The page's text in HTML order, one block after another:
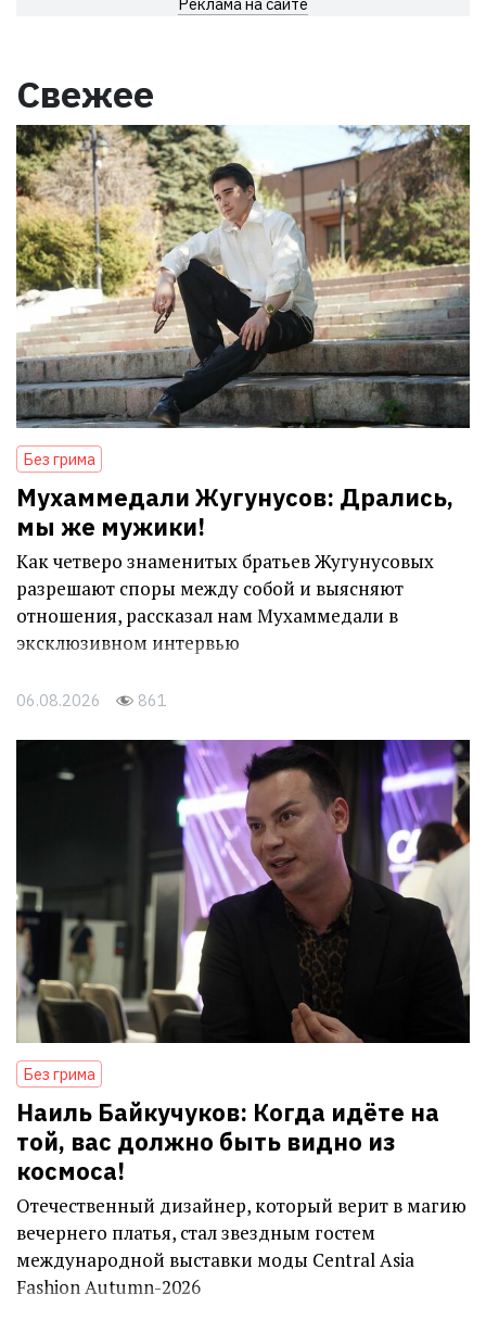
Реклама на сайте
Свежее
Без грима
Мухаммедали Жугунусов: Дрались,
мы же мужики!
Как четверо знаменитых братьев Жугунусовых
разрешают споры между собой и выясняют
отношения, рассказал нам Мухаммедали в
эксклюзивном интервью
06.08.2026 861
Без грима
Наиль Байкучуков: Когда идёте на
той, вас должно быть видно из
космоса!
Отечественный дизайнер, который верит в магию
вечернего платья, стал звездным гостем
международной выставки моды Central Asia
Fashion Autumn-2026